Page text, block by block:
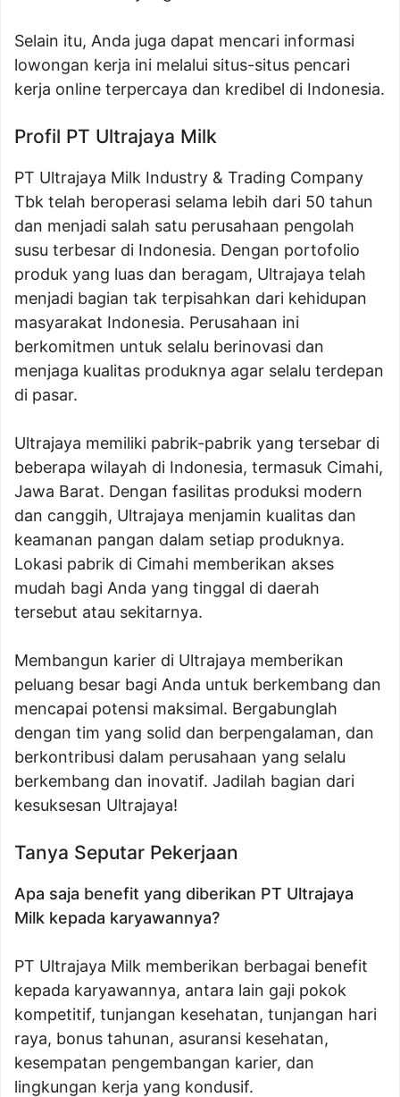
Selain itu, Anda juga dapat mencari informasi
lowongan kerja ini melalui situs-situs pencari
kerja online terpercaya dan kredibel di Indonesia.
Profil PT Ultrajaya Milk
PT Ultrajaya Milk Industry & Trading Company
Tbk telah beroperasi selama lebih dari 50 tahun
dan menjadi salah satu perusahaan pengolah
susu terbesar di Indonesia. Dengan portofolio
produk yang luas dan beragam, Ultrajaya telah
menjadi bagian tak terpisahkan dari kehidupan
masyarakat Indonesia. Perusahaan ini
berkomitmen untuk selalu berinovasi dan
menjaga kualitas produknya agar selalu terdepan
di pasar.
Ultrajaya memiliki pabrik-pabrik yang tersebar di
beberapa wilayah di Indonesia, termasuk Cimahi,
Jawa Barat. Dengan fasilitas produksi modern
dan canggih, Ultrajaya menjamin kualitas dan
keamanan pangan dalam setiap produknya.
Lokasi pabrik di Cimahi memberikan akses
mudah bagi Anda yang tinggal di daerah
tersebut atau sekitarnya.
Membangun karier di Ultrajaya memberikan
peluang besar bagi Anda untuk berkembang dan
mencapai potensi maksimal. Bergabunglah
dengan tim yang solid dan berpengalaman, dan
berkontribusi dalam perusahaan yang selalu
berkembang dan inovatif. Jadilah bagian dari
kesuksesan Ultrajaya!
Tanya Seputar Pekerjaan
Apa saja benefit yang diberikan PT Ultrajaya
Milk kepada karyawannya?
PT Ultrajaya Milk memberikan berbagai benefit
kepada karyawannya, antara lain gaji pokok
kompetitif, tunjangan kesehatan, tunjangan hari
raya, bonus tahunan, asuransi kesehatan,
kesempatan pengembangan karier, dan
lingkungan kerja yang kondusif.